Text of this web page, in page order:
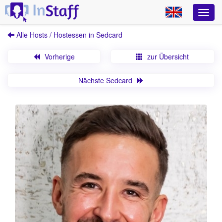
Alle Hosts / Hostessen in Sedcard
Vorherige zur Übersicht
Nächste Sedcard